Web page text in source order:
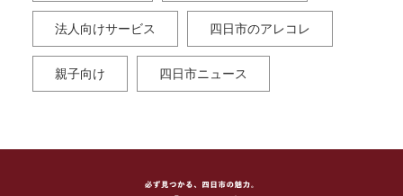
法人向けサービス 四日市のアレコレ
親子向け 四日市ニュース